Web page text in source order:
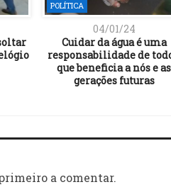
POLÍTICA
04/01/24
Cuidar da água é uma
responsabilidade de
que beneficia a nós e as
gerações futuras
a comentar.